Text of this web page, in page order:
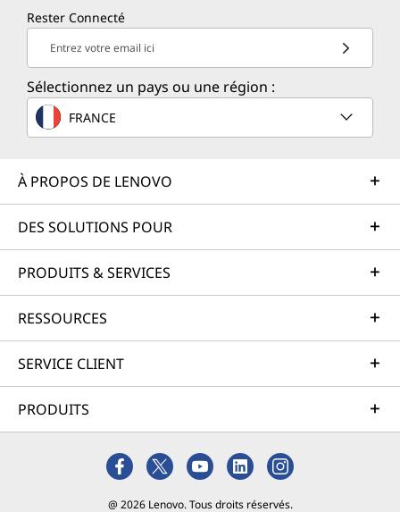
Rester Connecté
Entrez votre email ici
Sélectionnez un pays ou une région :
FRANCE
À PROPOS DE LENOVO
DES SOLUTIONS POUR
PRODUITS & SERVICES
RESSOURCES
SERVICE CLIENT
PRODUITS
@ 2026 Lenovo. Tous droits réservés.